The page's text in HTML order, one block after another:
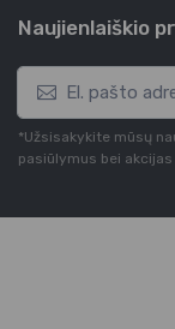
Naujienlaiškio
*Užsisakykite mūsų
pasiūlymus bei